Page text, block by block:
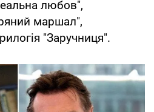
любов",
маршал",
"Заручниця".